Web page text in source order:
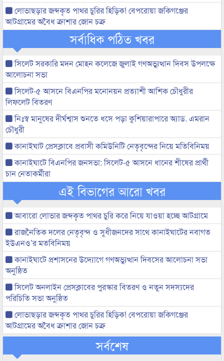
লোভাছড়ার জব্দকৃত পাথর চুরির হিড়িক! বেপরোয়া জকিগঞ্জের
আটগ্রামের অবৈধ ক্রাশার জোন চক্র
সর্বাধিক পঠিত খবর
সিলেট সরকারি মদন মোহন কলেজে জুলাই গণঅভ্যুত্থান দিবস উপলক্ষে
আলোচনা সভা
সিলেট-৫ আসনে বিএনপির মনোনয়ন প্রত্যাশী আশিক চৌধুরীর
লিফলেট বিতরণ
নিঃস্ব মানুষের দীর্ঘশ্বাস শুনতে ধসে পড়া কুশিয়ারাপারে অ্যাড. এমরান
চৌধুরী
কানাইঘাট প্রেসক্লাবে প্রবাসী কমিউনিটি নেতৃবৃন্দের নিয়ে মতিবিনিময়
কানাইঘাটে বিএনপির জনসভা: সিলেট-৫ আসনে ধানের শীষের প্রার্থী
চান নেতাকর্মীরা
এই বিভাগের আরো খবর
আবারো লোভার জব্দকৃত পাথর চুরি করে নিয়ে যাওয়া হচ্ছে আটগ্রামে
রাজনৈতিক দলের নেতৃবৃন্দ ও সুধীজনদের সাথে কানাইঘাটের নবাগত
ইউএনও’র মতবিনিময়
কানাইঘাটে প্রশাসনের উদ্যোগে গণঅভ্যুত্থান দিবসের আলোচনা সভা
অনুষ্ঠিত
সিলেট অনলাইন প্রেসক্লাবের পুরস্কার বিতরণ ও নতুন সদস্যদের
পরিচিতি সভা অনুষ্ঠিত
লোভাছড়ার জব্দকৃত পাথর চুরির হিড়িক! বেপরোয়া জকিগঞ্জের
আটগ্রামের অবৈধ ক্রাশার জোন চক্র
সর্বশেষ